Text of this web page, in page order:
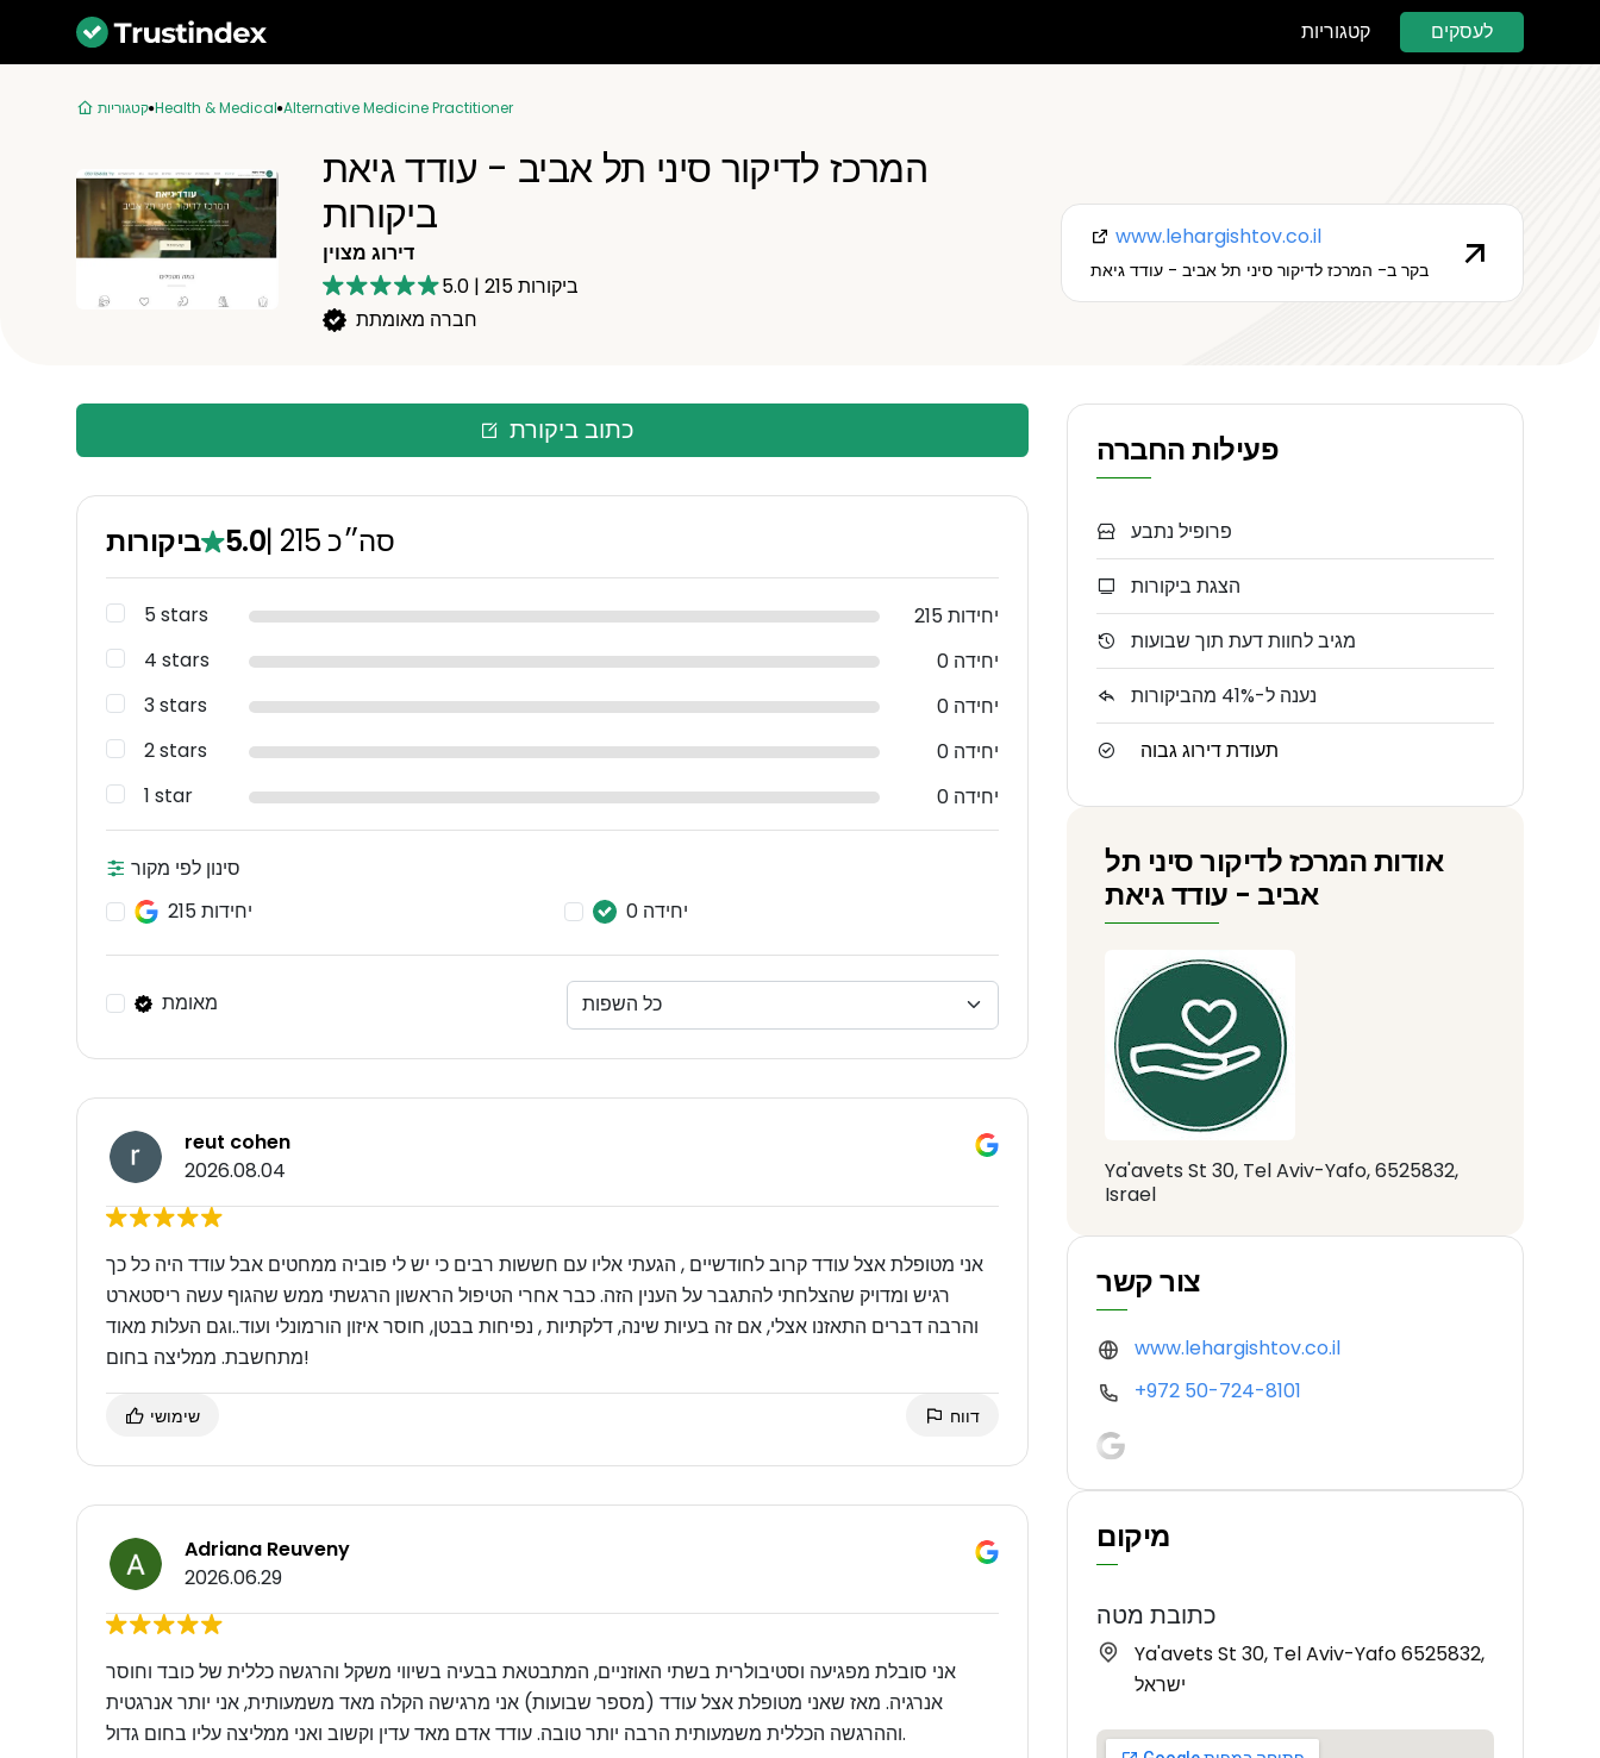
קטגוריות לעסקים
קטגוריות Health & Medical Alternative Medicine Practitioner
המרכז לדיקור סיני תל אביב - עודד גיאת
ביקורות
דירוג מצוין
5.0 | 215ביקורות
חברה מאומתת
www.lehargishtov.co.il
בקר ב- המרכז לדיקור סיני תל אביב - עודד גיאת
כתוב ביקורת
ביקורות 5.0| 215 סה״כ
5 stars
215 יחידות
4 stars
0 יחידה
3 stars
0 יחידה
2 stars
0 יחידה
1 star
0 יחידה
סינון לפי מקור
215 יחידות
0 יחידה
מאומת
reut cohen
2026.08.04
אני מטופלת אצל עודד קרוב לחודשיים , הגעתי אליו עם חששות רבים כי יש לי פוביה ממחטים אבל עודד היה כל כך
רגיש ומדויק שהצלחתי להתגבר על הענין הזה. כבר אחרי הטיפול הראשון הרגשתי ממש שהגוף עשה ריסטארט
והרבה דברים התאזנו אצלי, אם זה בעיות שינה, דלקתיות , נפיחות בבטן, חוסר איזון הורמונלי ועוד..וגם העלות מאוד
מתחשבת. ממליצה בחום!
שימושי דווח
Adriana Reuveny
2026.06.29
אני סובלת מפגיעה וסטיבולרית בשתי האוזניים, המתבטאת בבעיה בשיווי משקל והרגשה כללית של כובד וחוסר
אנרגיה. מאז שאני מטופלת אצל עודד (מספר שבועות) אני מרגישה הקלה מאד משמעותית, אני יותר אנרגטית
וההרגשה הכללית משמעותית הרבה יותר טובה. עודד אדם מאד עדין וקשוב ואני ממליצה עליו בחום גדול.
פעילות החברה
פרופיל נתבע
הצגת ביקורות
מגיב לחוות דעת תוך שבועות
נענה ל-41% מהביקורות
תעודת דירוג גבוה
אודות המרכז לדיקור סיני תל
אביב - עודד גיאת
Ya'avets St 30, Tel Aviv-Yafo, 6525832,
Israel
צור קשר
www.lehargishtov.co.il
+972 50-724-8101
מיקום
כתובת מטה
Ya'avets St 30, Tel Aviv-Yafo 6525832,
ישראל